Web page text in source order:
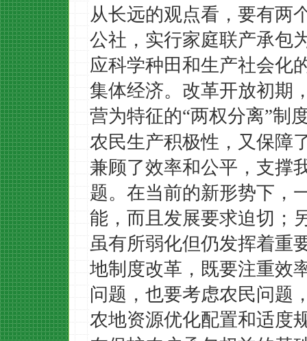
从长远的观点看，要有两
公社，实行家庭联产承包
应科学种田和生产社会化
集体经济。改革开放初期
营为特征的“两权分离”制
农民生产积极性，又保障
兼顾了效率和公平，支撑
题。在当前的新形势下，
能，而且发展要求迫切；
虽有所弱化但仍发挥着重
地制度改革，既要注重效
问题，也要考虑农民问题
农地资源优化配置和适度